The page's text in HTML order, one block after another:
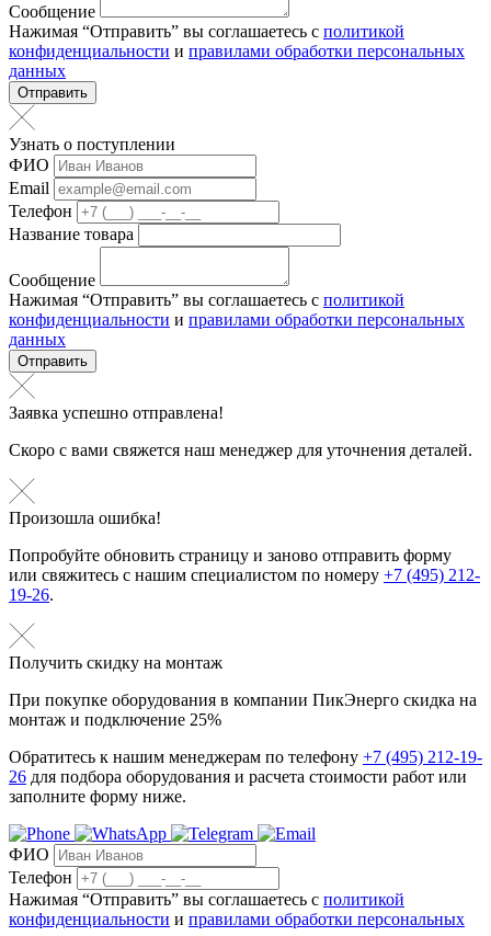
Сообщение
Нажимая “Отправить” вы соглашаетесь с политикой
конфиденциальности и правилами обработки персональных
данных
Отправить
Узнать о поступлении
ФИО
Email
Телефон
Название товара
Сообщение
Нажимая “Отправить” вы соглашаетесь с политикой
конфиденциальности и правилами обработки персональных
данных
Отправить
Заявка успешно отправлена!
Скоро с вами свяжется наш менеджер для уточнения деталей.
Произошла ошибка!
Попробуйте обновить страницу и заново отправить форму
или свяжитесь с нашим специалистом по номеру +7 (495) 212-
19-26.
Получить скидку на монтаж
При покупке оборудования в компании ПикЭнерго скидка на
монтаж и подключение 25%
Обратитесь к нашим менеджерам по телефону +7 (495) 212-19-
26 для подбора оборудования и расчета стоимости работ или
заполните форму ниже.
ФИО
Телефон
Нажимая “Отправить” вы соглашаетесь с политикой
конфиденциальности и правилами обработки персональных